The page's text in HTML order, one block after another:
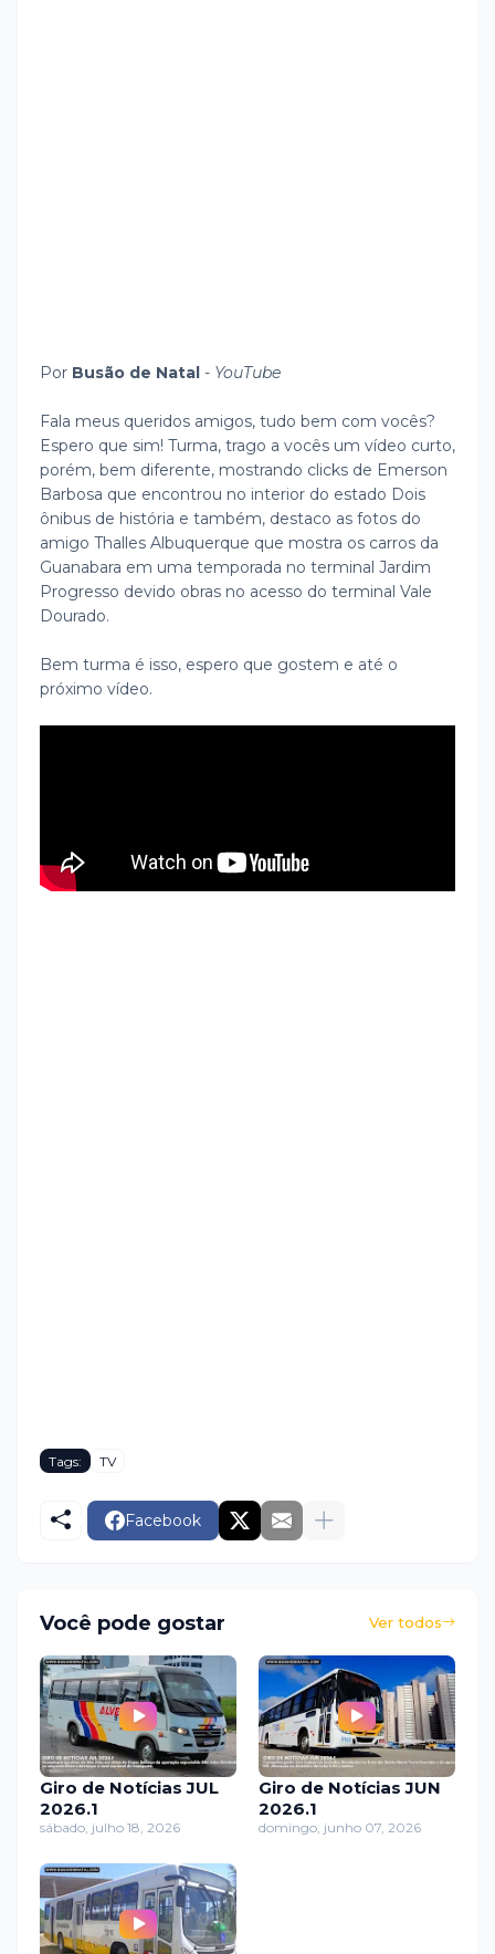
Por Busão de Natal - YouTube
Fala meus queridos amigos, tudo bem com vocês?
Espero que sim! Turma, trago a vocês um vídeo curto,
porém, bem diferente, mostrando clicks de Emerson
Barbosa que encontrou no interior do estado Dois
ônibus de história e também, destaco as fotos do
amigo Thalles Albuquerque que mostra os carros da
Guanabara em uma temporada no terminal Jardim
Progresso devido obras no acesso do terminal Vale
Dourado.
Bem turma é isso, espero que gostem e até o
próximo vídeo.
Tags: TV
Facebook
Você pode gostar Ver todos
Giro de Notícias JUL
2026.1
sábado, julho 18, 2026
Giro de Notícias JUN
2026.1
domingo, junho 07, 2026